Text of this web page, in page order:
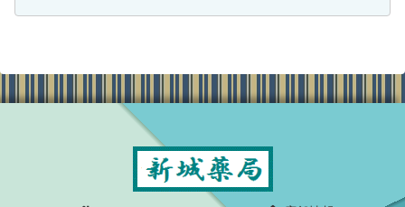
摂取しすぎると腎臓を急速に衰えさせて